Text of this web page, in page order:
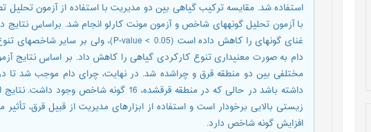
مختلفی بین دو منطقه قرق و چراشده شد. در نهایت، چرای دام موجب شد
داشته باشد در حالی که در منطقه قرق­شده، 16
زیستی بالایی برخودار است و استفاده از ابزارهای مدیریت از قبیل قرق،
افزایش گونه شاخص دارد.